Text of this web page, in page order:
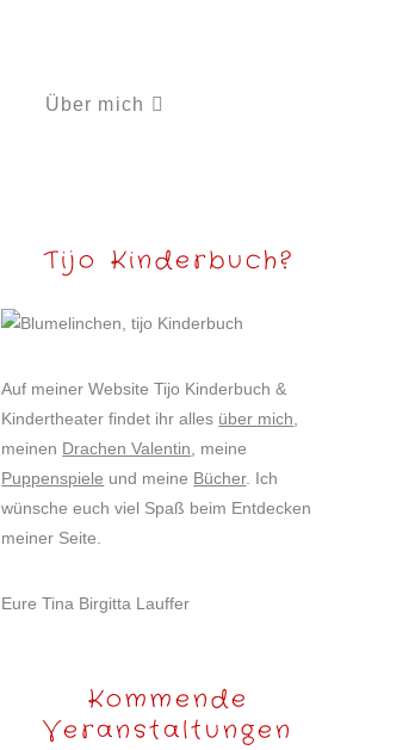
Über mich
Tijo Kinderbuch?
Auf meiner Website Tijo Kinderbuch &
Kindertheater findet ihr alles über mich
meinen Drachen Valentin , meine
Puppenspiele und meine Bücher. Ich
wünsche euch viel Spaß beim Entdecken
meiner Seite.
Eure Tina Birgitta Lauffer
Kommende
Veranstaltungen